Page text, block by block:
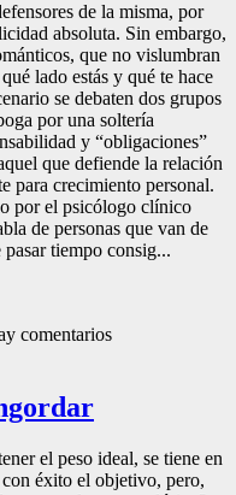
de la misma, por
absoluta. Sin embargo,
que no vislumbran
lado estás y qué te hace
se debaten dos grupos
por una soltería
y “obligaciones”
que defiende la relación
para crecimiento personal.
por el psicólogo clínico
de personas que van de
tiempo consig...
comentarios
el peso ideal, se tiene en
éxito el objetivo, pero,